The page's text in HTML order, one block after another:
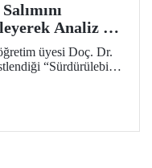
Analiz ve
Projeye
üyesi Doç. Dr.
“Sürdürülebilir
UV Maruziyeti